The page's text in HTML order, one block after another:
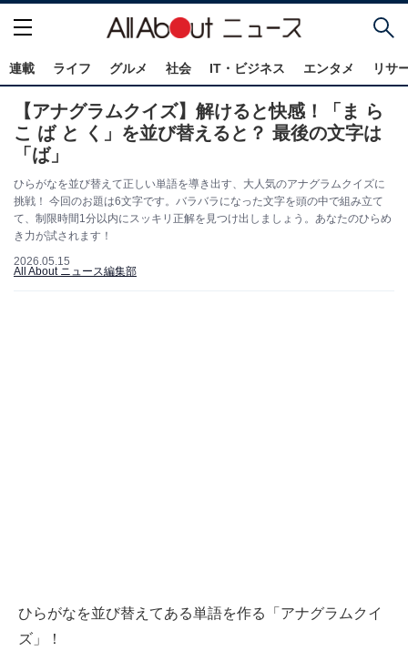
連載 ライフ グルメ 社会 IT・ビジネス エンタメ リサ
【アナグラムクイズ】解けると快感！「ま ら
こ ば と く」を並び替えると？ 最後の文字は
「ば」
ひらがなを並び替えて正しい単語を導き出す、大人気のアナグラムクイズに
挑戦！ 今回のお題は6文字です。バラバラになった文字を頭の中で組み立て
て、制限時間1分以内にスッキリ正解を見つけ出しましょう。あなたのひらめ
き力が試されます！
2026.05.15
All About ニュース編集部
ひらがなを並び替えてある単語を作る「アナグラムクイ
ズ」！